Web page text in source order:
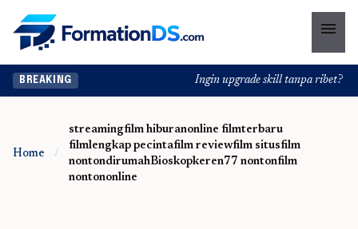
menu
BREAKING Ingin upgrade skill tanpa ribet?
Home /
streamingfilm hiburanonline filmterbaru
filmlengkap pecintafilm reviewfilm situsfilm
nontondirumahBioskopkeren77 nontonfilm
nontononline